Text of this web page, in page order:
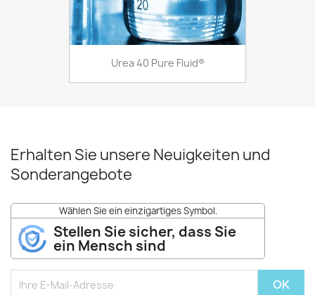
Urea 40 Pure Fluid®
Erhalten Sie unsere Neuigkeiten und
Sonderangebote
Wählen Sie ein einzigartiges Symbol.
Stellen Sie sicher, dass Sie
ein Mensch sind